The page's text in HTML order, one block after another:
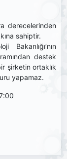
derecelerinden
sahiptir.
destek
şirketin ortaklık
yapamaz.